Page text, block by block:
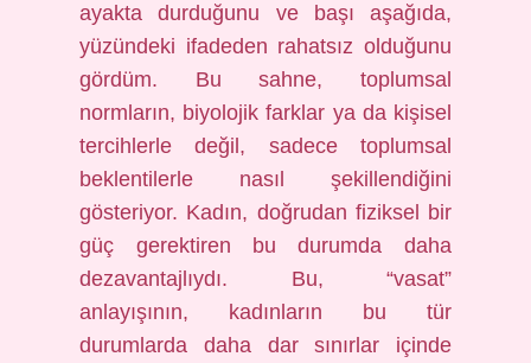
ayakta durduğunu ve başı aşağıda,
yüzündeki ifadeden rahatsız olduğunu
gördüm. Bu sahne, toplumsal
normların, biyolojik farklar ya da kişisel
tercihlerle değil, sadece toplumsal
beklentilerle nasıl şekillendiğini
gösteriyor. Kadın, doğrudan fiziksel bir
güç gerektiren bu durumda daha
dezavantajlıydı. Bu, “vasat”
anlayışının, kadınların bu tür
durumlarda daha dar sınırlar içinde